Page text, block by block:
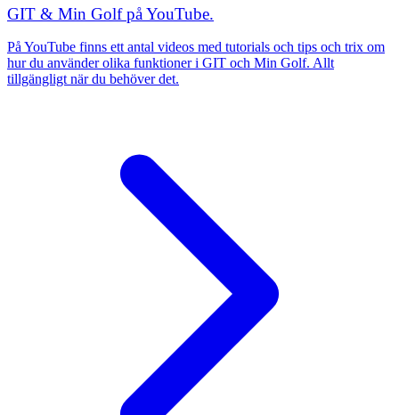
GIT & Min Golf på YouTube.
På YouTube finns ett antal videos med tutorials och tips och trix om
hur du använder olika funktioner i GIT och Min Golf. Allt
tillgängligt när du behöver det.